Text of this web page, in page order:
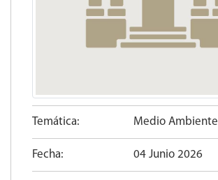
Temática: Medio Ambiente
Fecha: 04 Junio 2026